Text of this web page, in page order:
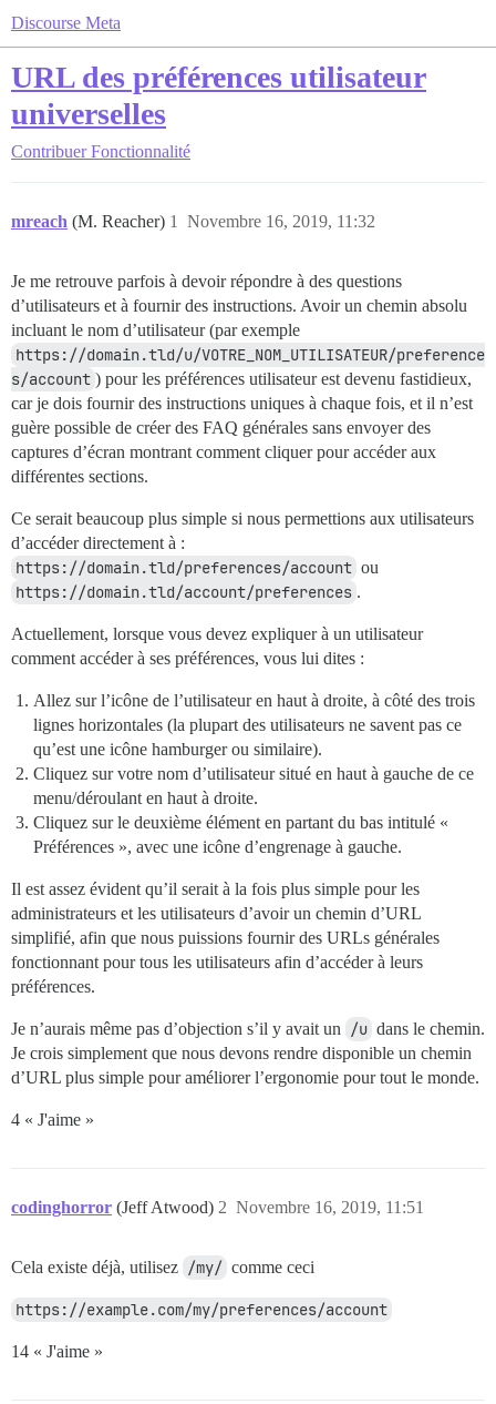
Discourse Meta
URL des préférences utilisateur
universelles
Contribuer Fonctionnalité
mreach (M. Reacher) Novembre 16, 2019, 11:32
1
Je me retrouve parfois à devoir répondre à des questions
d’utilisateurs et à fournir des instructions. Avoir un chemin absolu
incluant le nom d’utilisateur (par exemple
https://domain.tld/u/VOTRE_NOM_UTILISATEUR/preference
s/account ) pour les préférences utilisateur est devenu fastidieux,
car je dois fournir des instructions uniques à chaque fois, et il n’est
guère possible de créer des FAQ générales sans envoyer des
captures d’écran montrant comment cliquer pour accéder aux
différentes sections.
Ce serait beaucoup plus simple si nous permettions aux utilisateurs
d’accéder directement à :
https://domain.tld/preferences/account ou
https://domain.tld/account/preferences .
Actuellement, lorsque vous devez expliquer à un utilisateur
comment accéder à ses préférences, vous lui dites :
Allez sur l’icône de l’utilisateur en haut à droite, à côté des trois
lignes horizontales (la plupart des utilisateurs ne savent pas ce
qu’est une icône hamburger ou similaire).
Cliquez sur votre nom d’utilisateur situé en haut à gauche de ce
menu/déroulant en haut à droite.
Cliquez sur le deuxième élément en partant du bas intitulé «
Préférences », avec une icône d’engrenage à gauche.
Il est assez évident qu’il serait à la fois plus simple pour les
administrateurs et les utilisateurs d’avoir un chemin d’URL
simplifié, afin que nous puissions fournir des URLs générales
fonctionnant pour tous les utilisateurs afin d’accéder à leurs
préférences.
Je n’aurais même pas d’objection s’il y avait un /u dans le chemin.
Je crois simplement que nous devons rendre disponible un chemin
d’URL plus simple pour améliorer l’ergonomie pour tout le monde.
4 « J'aime »
codinghorror (Jeff Atwood) Novembre 16, 2019, 11:51
2
Cela existe déjà, utilisez /my/ comme ceci
https://example.com/my/preferences/account
14 « J'aime »